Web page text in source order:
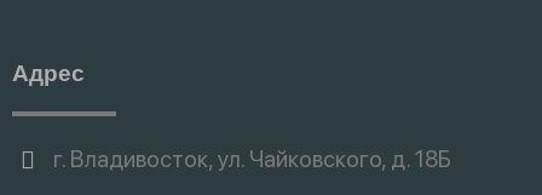
Адрес
г. Владивосток, ул. Чайковского, д. 18Б